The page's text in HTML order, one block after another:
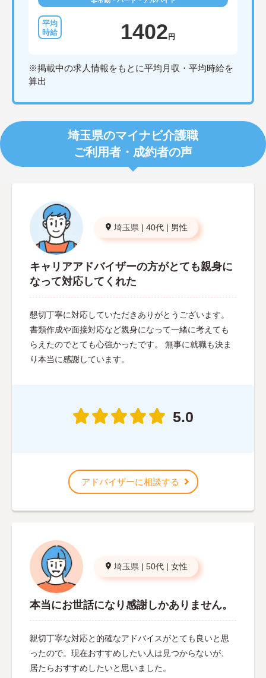
1402 円
※掲載中の求人情報をもとに平均月収・平均時給を
算出
埼玉県のマイナビ介護職
ご利用者・成約者の声
埼玉県 | 40代 | 男性
キャリアアドバイザーの方がとても親身に
なって対応してくれた
懇切丁寧に対応していただきありがとうございます。
書類作成や面接対応など親身になって一緒に考えても
らえたのでとても心強かったです。 無事に就職も決ま
り本当に感謝しています。
5.0
アドバイザーに相談する
埼玉県 | 50代 | 女性
本当にお世話になり感謝しかありません。
親切丁寧な対応と的確なアドバイスがとても良いと思
ったので。現在おすすめしたい人は見つからないが、
居たらおすすめしたいと思いました。